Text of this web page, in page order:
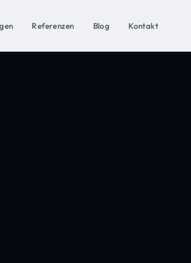
Referenzen Blog Kontakt